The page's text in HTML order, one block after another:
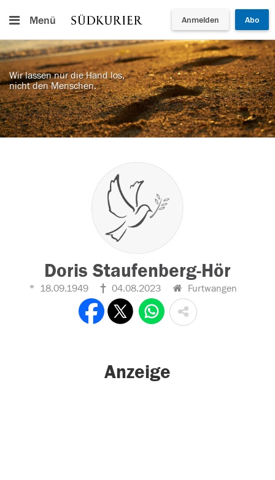
Menü Anmelden Abo
Wir lassen nur die Hand los,
nicht den Menschen.
Doris Staufenberg-Hör
18.09.1949 04.08.2023 Furtwangen
Anzeige